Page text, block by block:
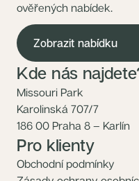
ověřených nabídek.
Zobrazit nabídku
Kde nás
Missouri Park
Karolinská 707/7
186 00 Praha 8 – Karlín
Pro klienty
Obchodní podmínky